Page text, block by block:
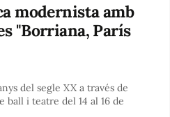
modernista amb
"Borriana, París
del segle XX a través de
ball i teatre del 14 al 16 de